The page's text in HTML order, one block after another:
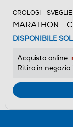
OROLOGI - SVEGLIE
MARATHON -
DISPONIBILE
Acquisto online:
Ritiro in